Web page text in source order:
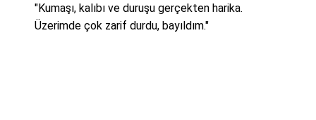
"Kumaşı, kalıbı ve duruşu gerçekten harika.
Üzerimde çok zarif durdu, bayıldım."